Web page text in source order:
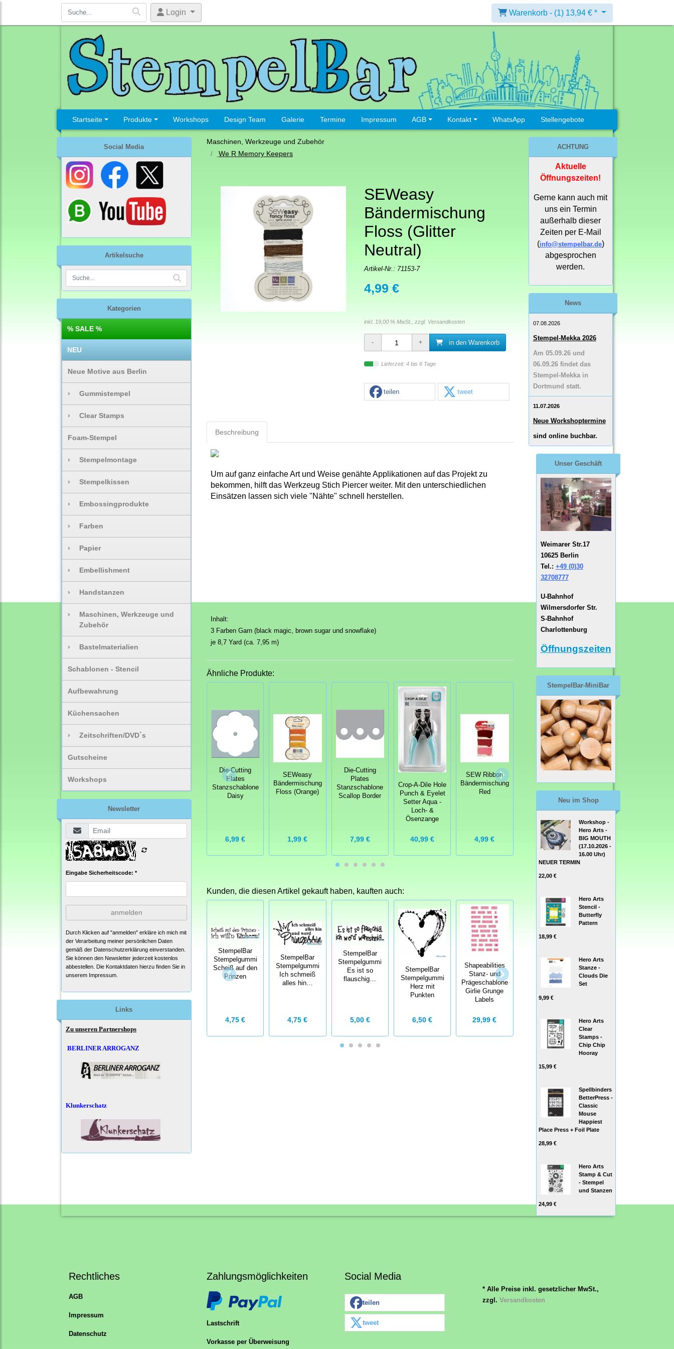
Login Warenkorb - (1) 13,94 € *
Startseite Produkte Workshops Design Team Galerie Termine Impressum AGB Kontakt WhatsApp Stellengebote
Social Media
Artikelsuche
Kategorien
% SALE %
NEU
Neue Motive aus Berlin
› Gummistempel
› Clear Stamps
Foam-Stempel
› Stempelmontage
› Stempelkissen
› Embossingprodukte
› Farben
› Papier
› Embellishment
› Handstanzen
›
Maschinen, Werkzeuge und
Zubehör
› Bastelmaterialien
Schablonen - Stencil
Aufbewahrung
Küchensachen
› Zeitschriften/DVD`s
Gutscheine
Workshops
Newsletter
Eingabe Sicherheitscode: *
anmelden
Durch Klicken auf "anmelden" erkläre ich mich mit
der Verarbeitung meiner persönlichen Daten
gemäß der Datenschutzerklärung einverstanden.
Sie können den Newsletter jederzeit kostenlos
abbestellen. Die Kontaktdaten hierzu finden Sie in
unserem Impressum.
Links
Zu unseren Partnershops
BERLINER ARROGANZ
Klunkerschatz
Maschinen, Werkzeuge und Zubehör
We R Memory Keepers
SEWeasy
Bändermischung
Floss (Glitter
Neutral)
Artikel-Nr.: 71153-7
4,99 €
inkl. 19,00 % MwSt., zzgl. Versandkosten
in den Warenkorb
Lieferzeit: 4 bis 6 Tage
teilen tweet
Beschreibung
Um auf ganz einfache Art und Weise genähte Applikationen auf das Projekt zu
bekommen, hilft das Werkzeug Stich Piercer weiter. Mit den unterschiedlichen
Einsätzen lassen sich viele "Nähte" schnell herstellen.
Inhalt:
3 Farben Garn (black magic, brown sugar und snowflake)
je 8,7 Yard (ca. 7,95 m)
Ähnliche Produkte:
Die-Cutting
Plates
Stanzschablone
Daisy
6,99 €
SEWeasy
Bändermischung
Floss (Orange)
1,99 €
Die-Cutting
Plates
Stanzschablone
Scallop Border
7,99 €
Crop-A-Dile Hole
Punch & Eyelet
Setter Aqua -
Loch- &
Ösenzange
40,99 €
SEW Ribbon
Bändermischung
Red
4,99 €
Embossing
4,99 €
Bändermischung
Pink
4,99 €
Kunden, die diesen Artikel gekauft haben, kauften auch:
StempelBar
Stempelgummi
Scheiß auf den
Prinzen
4,75 €
StempelBar
Stempelgummi
Ich schmeiß
alles hin…
4,75 €
StempelBar
Stempelgummi
Es ist so
flauschig…
5,00 €
StempelBar
Stempelgummi
Herz mit
Punkten
6,50 €
Shapeabilities
Stanz- und
Prägeschablone
Girlie Grunge
Labels
29,99 €
Fringe
Moroccan Sun
Combo Kit
9,99 €
Cookie Cutters
5,99 €
ACHTUNG
Aktuelle
Öffnungszeiten!
Gerne kann auch mit
uns ein Termin
außerhalb dieser
Zeiten per E-Mail
(info@stempelbar.de)
abgesprochen
werden.
News
07.08.2026
Stempel-Mekka 2026
Am 05.09.26 und
06.09.26 findet das
Stempel-Mekka in
Dortmund statt.
11.07.2026
Neue Workshoptermine
sind online buchbar.
Unser Geschäft
Weimarer Str.17
10625 Berlin
Tel.: +49 (0)30
32708777
U-Bahnhof
Wilmersdorfer Str.
S-Bahnhof
Charlottenburg
Öffnungszeiten
StempelBar-MiniBar
Neu im Shop
Workshop -
Hero Arts -
BIG MOUTH
(17.10.2026 -
16.00 Uhr)
NEUER TERMIN
22,00 €
Hero Arts
Stencil -
Butterfly
Pattern
18,99 €
Hero Arts
Stanze -
Clouds Die
Set
9,99 €
Hero Arts
Clear
Stamps -
Chip Chip
Hooray
15,99 €
Spellbinders
BetterPress -
Classic
Mouse
Happiest
Place Press + Foil Plate
28,99 €
Hero Arts
Stamp & Cut
- Stempel
und Stanzen
24,99 €
Rechtliches
AGB
Impressum
Datenschutz
Zahlungsmöglichkeiten
Lastschrift
Vorkasse per Überweisung
Social Media
teilen
tweet
* Alle Preise inkl. gesetzlicher MwSt.,
zzgl. Versandkosten